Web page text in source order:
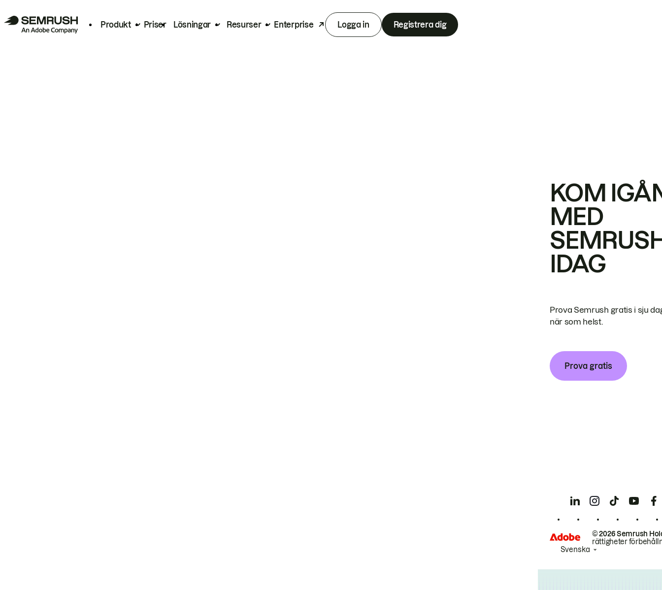
Produkt Priser Lösningar Resurser Enterprise Logga in Registrera dig
KOM
MED
IDAG
Prova Semrush gratis i sju
när som helst.
Prova gratis
© 2026 Semrush
rättigheter
Svenska